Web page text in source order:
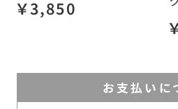
￥3,850
お支払いに